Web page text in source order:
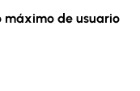
máximo de usuario